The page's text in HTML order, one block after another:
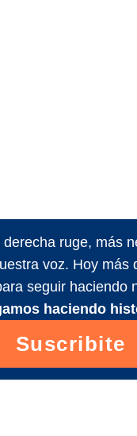
derecha ruge, más
voz. Hoy más
seguir haciendo
haciendo
Suscribite